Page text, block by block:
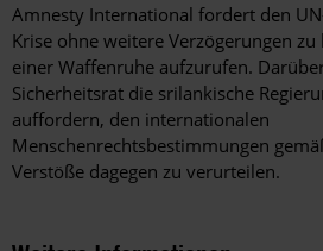
Amnesty International fordert den
Krise ohne weitere Verzögerungen
einer Waffenruhe aufzurufen.
Sicherheitsrat die srilankische
auffordern, den internationalen
Menschenrechtsbestimmungen
Verstöße dagegen zu verurteilen.